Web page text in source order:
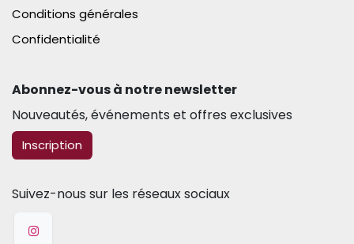
Conditions générales
Confidentialité
Abonnez-vous à notre newsletter​
Nouveautés, événements et offres exclusives
​​​​Inscription
Suivez-nous sur les réseaux sociaux